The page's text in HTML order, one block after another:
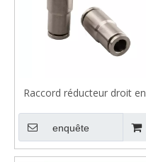
Raccord réducteur droit en
enquête